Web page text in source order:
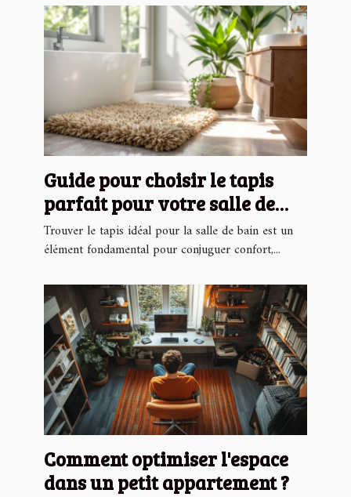
Guide pour choisir le tapis
parfait pour votre salle de
bain
Trouver le tapis idéal pour la salle de bain est un
élément fondamental pour conjuguer confort,...
Comment optimiser l'espace
dans un petit appartement ?